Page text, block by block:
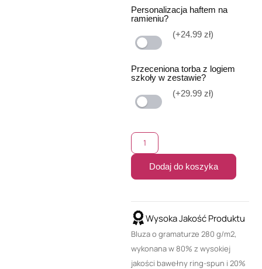
Personalizacja haftem na
ramieniu?
(+24.99 zł)
Przeceniona torba z logiem
szkoły w zestawie?
(+29.99 zł)
Dodaj do koszyka
Wysoka Jakość Produktu
Bluza o gramaturze 280 g/m2,
wykonana w 80% z wysokiej
jakości bawełny ring-spun i 20%